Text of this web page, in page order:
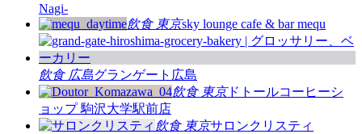
Nagi-
飲食 東京sky lounge cafe & bar mequ
飲食 広島グランゲート広島
飲食 東京ドトールコーヒーシ
ョップ 駒沢大学駅前店
飲食 東京サロンクリスティ